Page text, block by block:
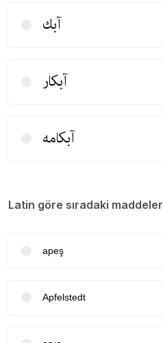
آبك
آبكار
آبكامه
Latin göre sıradaki maddeler
apeş
Apfelstedt